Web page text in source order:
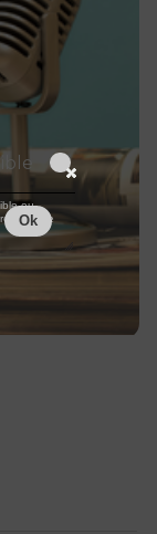
ou
la fin de
Ok